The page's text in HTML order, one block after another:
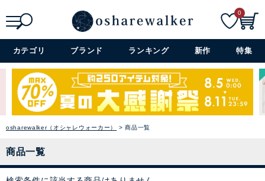
詳細検索+
0
カテゴリ ブランド ランキング 新作 特集
osharewalker（オシャレウォーカー） 商品一覧
商品一覧